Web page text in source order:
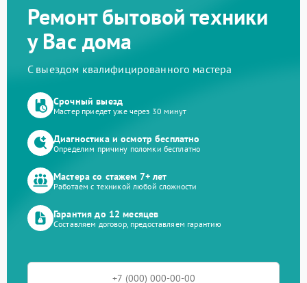
Ремонт бытовой техники
у Вас дома
С выездом квалифицированного мастера
Срочный выезд
Мастер приедет уже через 30 минут
Диагностика и осмотр бесплатно
Определим причину поломки бесплатно
Мастера со стажем 7+ лет
Работаем с техникой любой сложности
Гарантия до 12 месяцев
Составляем договор, предоставляем гарантию